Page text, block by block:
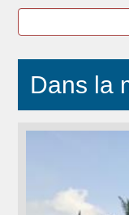
Dans la